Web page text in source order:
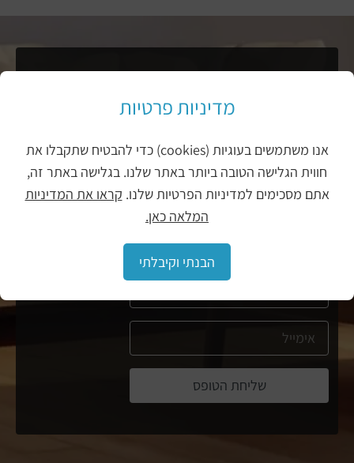
8011911
או כתבו לנו בטופס
אני מאשר/ת את מדיניות הפרטיות
שליחת הטופס
מדיניות פרטיות
אנו משתמשים בעוגיות (cookies) כדי להבטיח שתקבלו את
חווית הגלישה הטובה ביותר באתר שלנו. בגלישה באתר זה,
אתם מסכימים למדיניות הפרטיות שלנו. קראו את המדיניות
המלאה כאן.
הבנתי וקיבלתי